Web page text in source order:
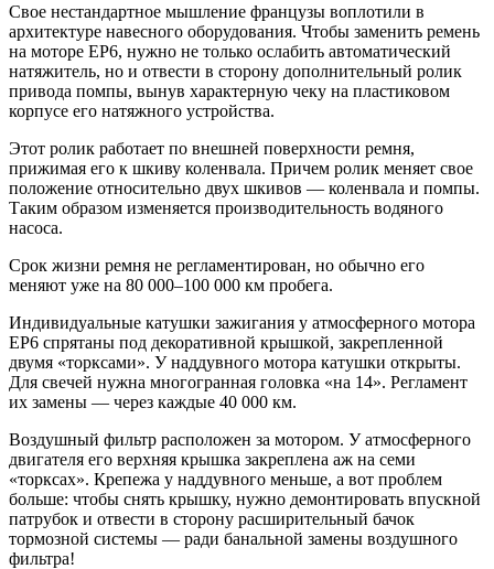
Свое нестандартное мышление французы воплотили в
архитектуре навесного оборудования. Чтобы заменить ремень
на моторе ЕР6, нужно не только ослабить автоматический
натяжитель, но и отвести в сторону дополнительный ролик
привода помпы, вынув характерную чеку на пластиковом
корпусе его натяжного устройства.
Этот ролик работает по внешней поверхности ремня,
прижимая его к шкиву коленвала. Причем ролик меняет свое
положение относительно двух шкивов — коленвала и помпы.
Таким образом изменяется производительность водяного
насоса.
Срок жизни ремня не регламентирован, но обычно его
меняют уже на 80 000–100 000 км пробега.
Индивидуальные катушки зажигания у атмосферного мотора
EP6 спрятаны под декоративной крышкой, закрепленной
двумя «торксами». У наддувного мотора катушки открыты.
Для свечей нужна многогранная головка «на 14». Регламент
их замены — через каждые 40 000 км.
Воздушный фильтр расположен за мотором. У атмосферного
двигателя его верхняя крышка закреплена аж на семи
«торксах». Крепежа у наддувного меньше, а вот проблем
больше: чтобы снять крышку, нужно демонтировать впускной
патрубок и отвести в сторону расширительный бачок
тормозной системы — ради банальной замены воздушного
фильтра!